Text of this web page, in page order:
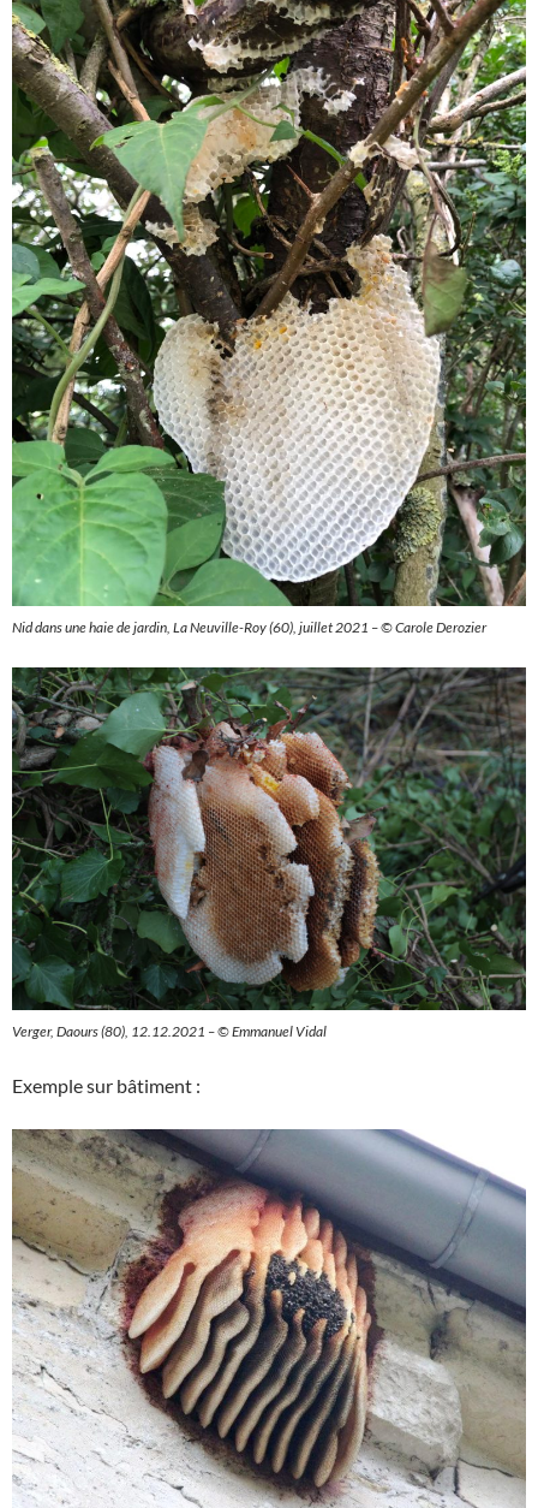
Nid dans une haie de jardin, La Neuville-Roy (60), juillet 2021 – © Carole Derozier
Verger, Daours (80), 12.12.2021 – © Emmanuel Vidal
Exemple sur bâtiment :